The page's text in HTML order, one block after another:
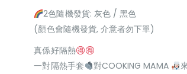
2色隨機發貨: 灰色 / 黑色
(顏色會隨機發貨, 介意者勿下單)
真係好隔熱
一對隔熱手套
對COOKING MAMA